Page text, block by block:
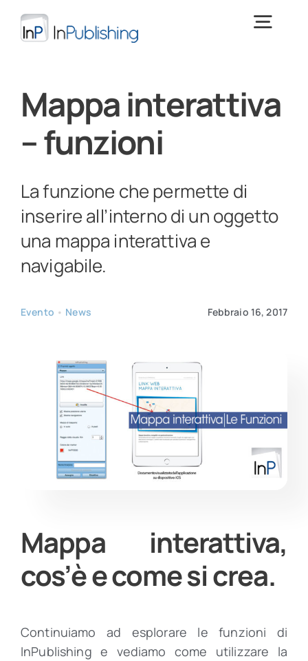
contenuto
Cos’è InPublishing
Download > PROVA INPUBLISHING <
Training
Mappa interattiva
– funzioni
La funzione che permette di
inserire all’interno di un oggetto
una mappa interattiva e
navigabile.
Evento • News Febbraio 16, 2017
Mappa interattiva,
cos’è e come si crea.
Continuiamo ad esplorare le funzioni di
InPublishing e vediamo come utilizzare la